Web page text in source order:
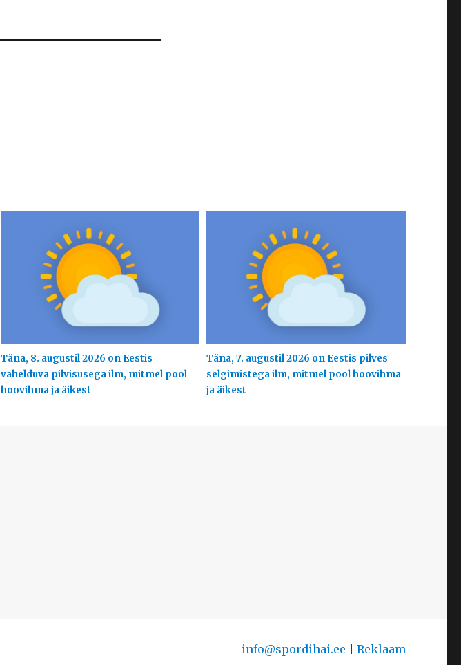
Täna, 8. augustil 2026 on Eestis
vahelduva pilvisusega ilm, mitmel pool
hoovihma ja äikest
Täna, 7. augustil 2026 on Eestis pilves
selgimistega ilm, mitmel pool hoovihma
ja äikest
info@spordihai.ee Reklaam